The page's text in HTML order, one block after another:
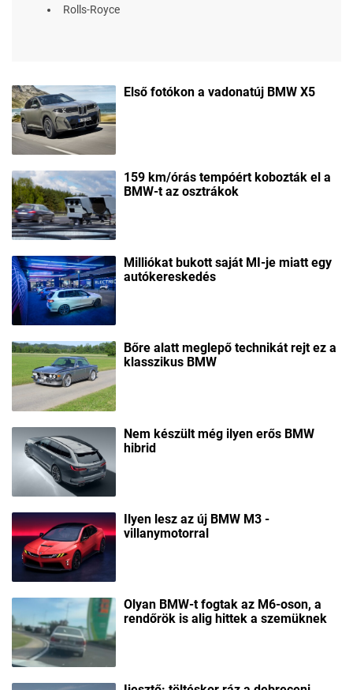
Rolls-Royce
Első fotókon a vadonatúj BMW X5
159 km/órás tempóért kobozták el a
BMW-t az osztrákok
Milliókat bukott saját MI-je miatt egy
autókereskedés
Bőre alatt meglepő technikát rejt ez a
klasszikus BMW
Nem készült még ilyen erős BMW
hibrid
Ilyen lesz az új BMW M3 -
villanymotorral
Olyan BMW-t fogtak az M6-oson, a
rendőrök is alig hittek a szemüknek